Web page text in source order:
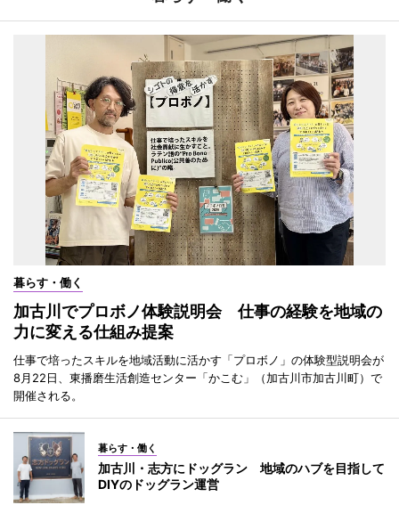
暮らす・働く
加古川でプロボノ体験説明会 仕事の経験を地域の
力に変える仕組み提案
仕事で培ったスキルを地域活動に活かす「プロボノ」の体験型説明会が
8月22日、東播磨生活創造センター「かこむ」（加古川市加古川町）で
開催される。
暮らす・働く
加古川・志方にドッグラン 地域のハブを目指して
DIYのドッグラン運営